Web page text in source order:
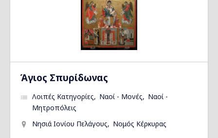
Άγιος Σπυρίδωνας
Λοιπές Κατηγορίες Ναοί - Μονές
Ναοί -
Μητροπόλεις
Νησιά Ιονίου Πελάγους
Νομός Κέρκυρας